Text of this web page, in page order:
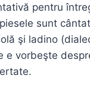
pentru
sunt
şi ladino
e vorbeşte